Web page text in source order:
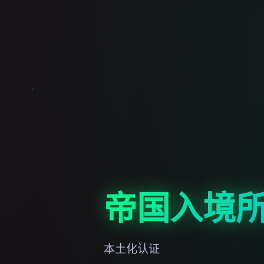
帝国入境
本土化认证